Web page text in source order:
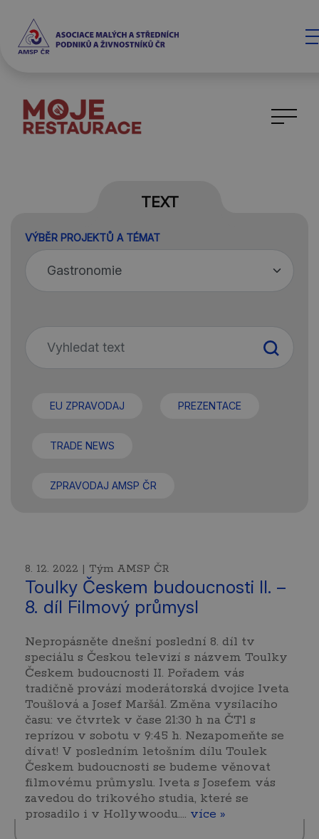
TEXT
VÝBĚR PROJEKTŮ A TÉMAT
EU ZPRAVODAJ PREZENTACE
TRADE NEWS
ZPRAVODAJ AMSP ČR
8. 12. 2022 | Tým AMSP ČR
Toulky Českem budoucnosti II. –
8. díl Filmový průmysl
Nepropásněte dnešní poslední 8. díl tv
speciálu s Českou televizí s názvem Toulky
Českem budoucnosti II. Pořadem vás
tradičně provází moderátorská dvojice Iveta
Toušlová a Josef Maršál. Změna vysílacího
času: ve čtvrtek v čase 21:30 h na ČT1 s
reprízou v sobotu v 9:45 h. Nezapomeňte se
dívat! V posledním letošním dílu Toulek
Českem budoucnosti se budeme věnovat
filmovému průmyslu. Iveta s Josefem vás
zavedou do trikového studia, které se
prosadilo i v Hollywoodu.… více »